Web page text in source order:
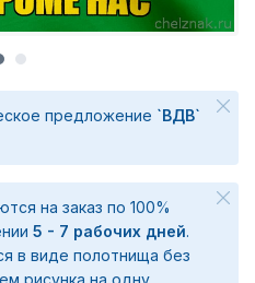
предложение `ВДВ`
на заказ по 100%
5 - 7 рабочих дней.
в виде полотнища без
рисунка на одну